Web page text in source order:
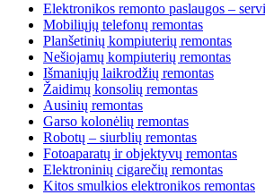
Elektronikos remonto paslaugos –
Mobiliųjų telefonų remontas
Planšetinių kompiuterių remontas
Nešiojamų kompiuterių remontas
Išmaniųjų laikrodžių remontas
Žaidimų konsolių remontas
Ausinių remontas
Garso kolonėlių remontas
Robotų – siurblių remontas
Fotoaparatų ir objektyvų remontas
Elektroninių cigarečių remontas
Kitos smulkios elektronikos remontas